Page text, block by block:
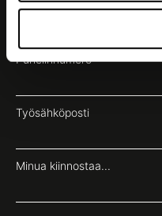
Etu- ja sukunimi
Puhelinnumero
Työsähköposti
Minua kiinnostaa...